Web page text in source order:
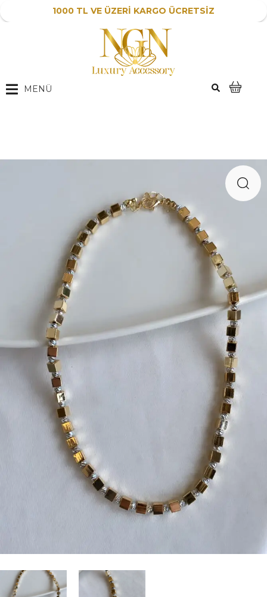
1000 TL VE ÜZERİ KARGO ÜCRETSİZ
MENÜ